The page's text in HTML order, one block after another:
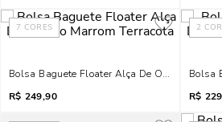
7 CORES
Bolsa Baguete Floater Alça De Ombro
R$ 249,90
2
Bolsa
R$